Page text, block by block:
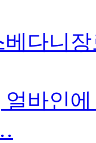
베다니
얼바인